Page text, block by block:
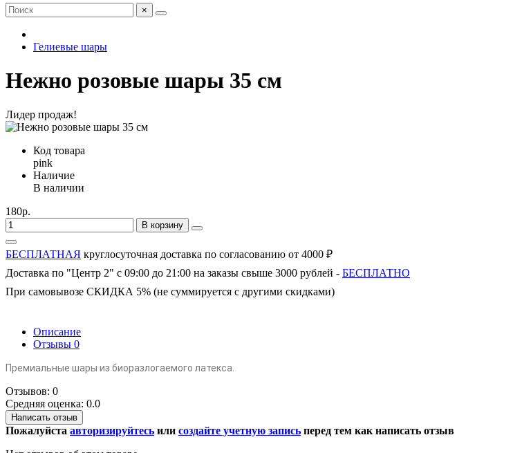
×
Гелиевые шары
Нежно розовые шары 35 см
Лидер продаж!
Код товара
pink
Наличие
В наличии
180р.
В корзину
БЕСПЛАТНАЯ круглосуточная доставка по согласованию от 4000 ₽
Доставка по "Центр 2" с 09:00 до 21:00 на заказы свыше 3000 рублей - БЕСПЛАТНО
При самовывозе СКИДКА 5% (не суммируется с другими скидками)
Описание
Отзывы 0
Премиальные шары из биоразлогаемого латекса.
Отзывов: 0
Средняя оценка: 0.0
Написать отзыв
Пожалуйста авторизируйтесь или создайте учетную запись перед тем как написать отзыв